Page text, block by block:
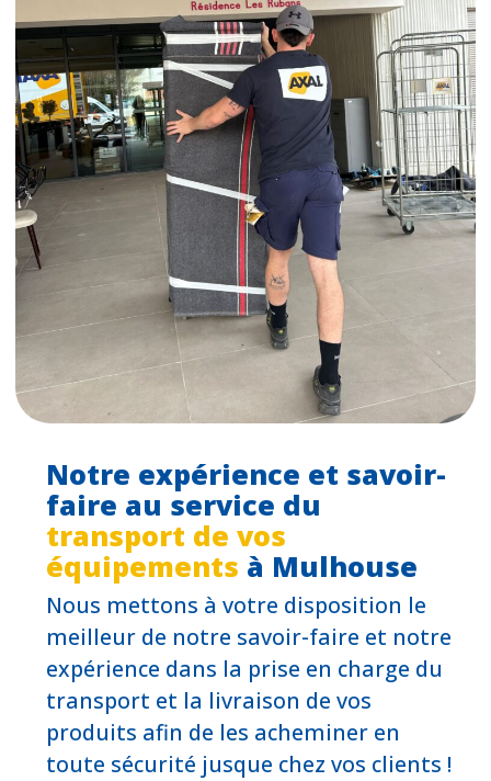
Notre expérience et savoir-
faire au service du
transport de vos
équipements à Mulhouse
Nous mettons à votre disposition le
meilleur de notre savoir-faire et notre
expérience dans la prise en charge du
transport et la livraison de vos
produits afin de les acheminer en
toute sécurité jusque chez vos clients !